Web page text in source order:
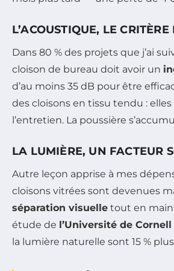
L’ACOUSTIQUE, LE CRITÈRE
Dans 80 % des projets que j’ai
cloison de bureau doit avoir un
d’au moins 35 dB pour être
des cloisons en tissu tendu :
l’entretien. La poussière
LA LUMIÈRE, UN FACTEUR
Autre leçon apprise à mes
cloisons vitrées sont devenues
séparation visuelle tout en
étude de l’Université de Cornell
la lumière naturelle sont 15 %